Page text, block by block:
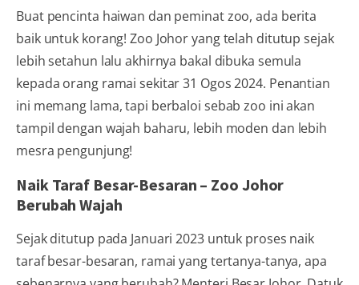
Buat pencinta haiwan dan peminat zoo, ada berita
baik untuk korang! Zoo Johor yang telah ditutup sejak
lebih setahun lalu akhirnya bakal dibuka semula
kepada orang ramai sekitar 31 Ogos 2024. Penantian
ini memang lama, tapi berbaloi sebab zoo ini akan
tampil dengan wajah baharu, lebih moden dan lebih
mesra pengunjung!
Naik Taraf Besar-Besaran – Zoo Johor
Berubah Wajah
Sejak ditutup pada Januari 2023 untuk proses naik
taraf besar-besaran, ramai yang tertanya-tanya, apa